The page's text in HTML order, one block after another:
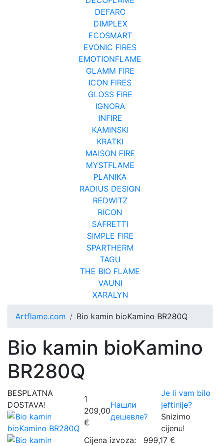
DEFARO
DIMPLEX
ECOSMART
EVONIC FIRES
EMOTIONFLAME
GLAMM FIRE
ICON FIRES
GLOSS FIRE
IGNORA
INFIRE
KAMINSKI
KRATKI
MAISON FIRE
MYSTFLAME
PLANIKA
RADIUS DESIGN
REDWITZ
RICON
SAFRETTI
SIMPLE FIRE
SPARTHERM
TAGU
THE BIO FLAME
VAUNI
XARALYN
Artflame.com Bio kamin bioKamino BR280Q
Bio kamin bioKamino
BR280Q
BESPLATNA
DOSTAVA!
1
209,00
€
Нашли
дешевле?
Je li vam bilo
jeftinije?
Snizimo
cijenu!
Cijena izvoza:
999,17 €